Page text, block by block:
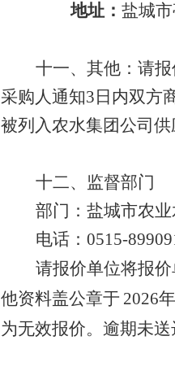
地址： 盐城
十一、其他： 请
采购人通知3 日内双方
被列入农水集团公司 供
十二、监督部门
部门： 盐城市农
电话： 0515-
请报价单位将报
他资料盖公章于 2026年
为无效报价。 逾期未